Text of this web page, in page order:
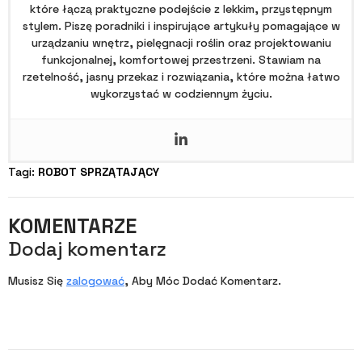
które łączą praktyczne podejście z lekkim, przystępnym
stylem. Piszę poradniki i inspirujące artykuły pomagające w
urządzaniu wnętrz, pielęgnacji roślin oraz projektowaniu
funkcjonalnej, komfortowej przestrzeni. Stawiam na
rzetelność, jasny przekaz i rozwiązania, które można łatwo
wykorzystać w codziennym życiu.
Tagi: ROBOT SPRZĄTAJĄCY
KOMENTARZE
Dodaj komentarz
Musisz Się zalogować, Aby Móc Dodać Komentarz.